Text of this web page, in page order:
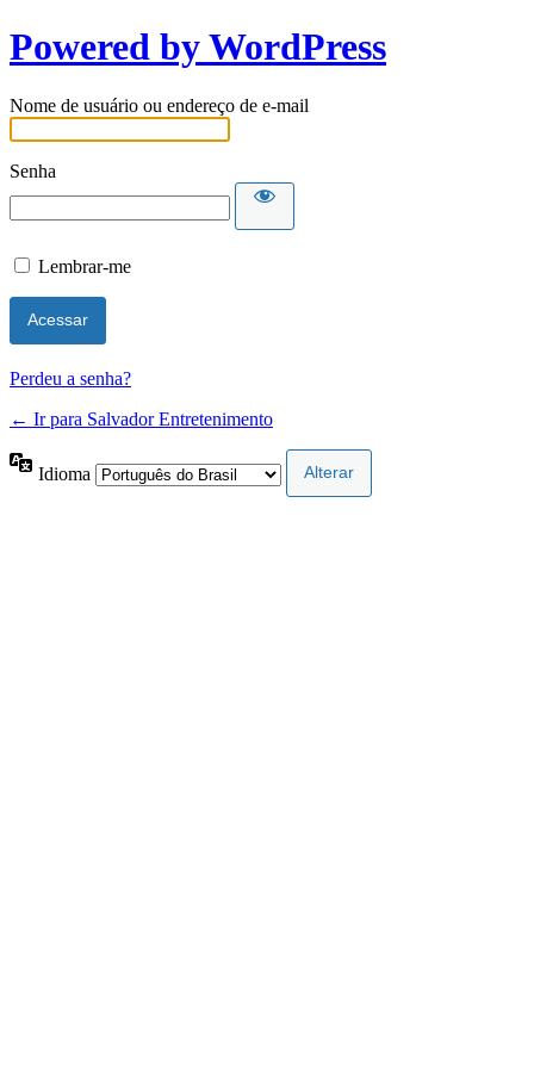
Powered by WordPress
Nome de usuário ou endereço de e-mail
Senha
Lembrar-me
Perdeu a senha?
← Ir para Salvador Entretenimento
Idioma